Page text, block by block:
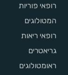
רופאי פוריות
המטולוגים
רופאי ריאות
גריאטרים
ראומטולוגים